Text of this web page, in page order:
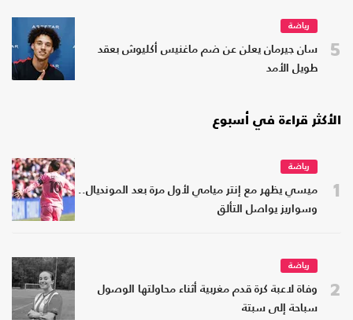
5
رياضة
سان جيرمان يعلن عن ضم ماغنيس أكليوش بعقد
طويل الأمد
الأكثر قراءة في أسبوع
1
رياضة
ميسي يظهر مع إنتر ميامي لأول مرة بعد المونديال..
وسواريز يواصل التألق
2
رياضة
وفاة لاعبة كرة قدم مغربية أثناء محاولتها الوصول
سباحة إلى سبتة